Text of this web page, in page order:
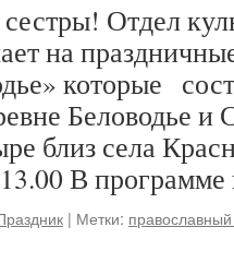
Отдел
на
которые
Беловодье и
близ села
В
| Метки: